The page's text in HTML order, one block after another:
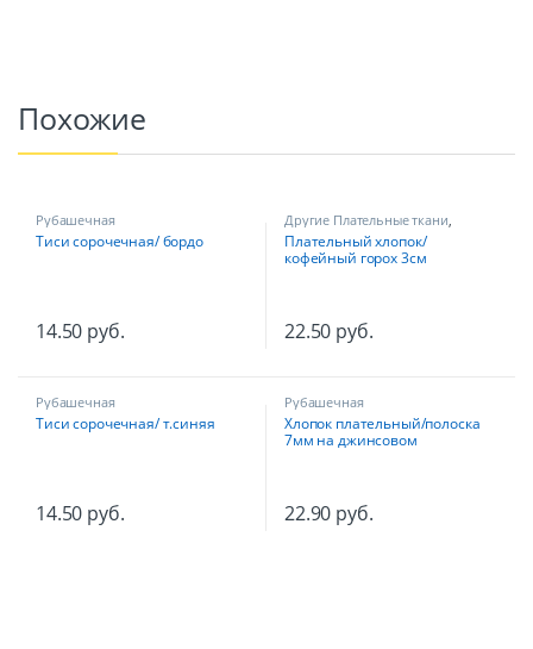
Похожие
Рубашечная
Тиси сорочечная/ бордо
14.50 руб.
Другие Плательные ткани,
Рубашечная
Плательный хлопок/
кофейный горох 3см
22.50 руб.
Рубашечная
Тиси сорочечная/ т.синяя
14.50 руб.
Рубашечная
Хлопок плательный/полоска
7мм на джинсовом
22.90 руб.